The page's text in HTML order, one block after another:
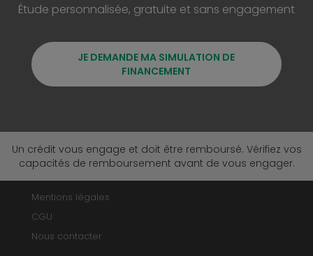
Étude personnalisée, gratuite et sans engagement
JE DEMANDE MA SIMULATION DE
FINANCEMENT
Un crédit vous engage et doit être remboursé. Vérifiez vos
capacités de remboursement avant de vous engager.
Mentions légales
CGU
Nous contacter